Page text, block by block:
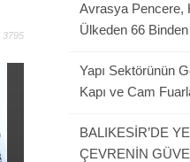
3795
Avrasya Pencere,
Ülkeden 66
Yapı Sektörünün
Kapı ve Cam
BALIKESİR’DE
ÇEVRENİN